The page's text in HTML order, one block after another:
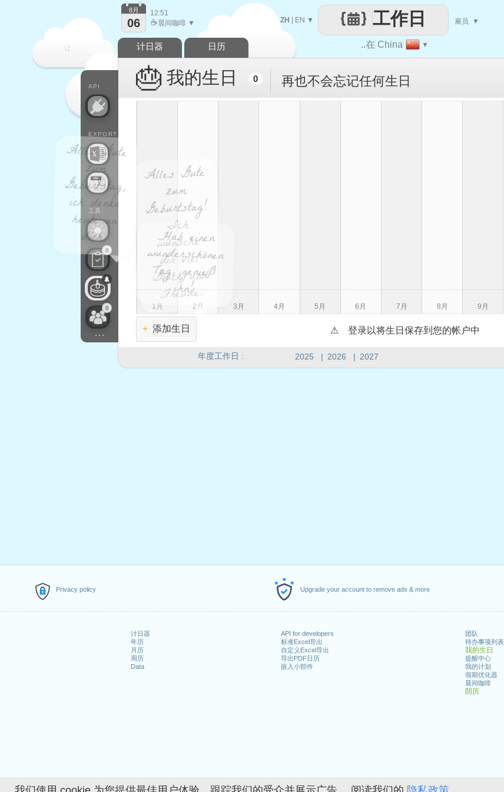
Privacy policy Upgrade your account to remove ads & more
计日器
年历
月历
周历
Data
API for developers
标准Excel导出
自定义Excel导出
导出PDF日历
嵌入小部件
团队
待办事项列表
我的生日
提醒中心
我的计划
假期优化器
晨间咖啡
阴历
让
每一天
..在 China ▼
工作日
ZH EN ▼ 雇员 ▼
API
EXPORT
工具
0
0
...
8月
06
12:51
☕晨间咖啡 ▼
计日器 日历
年度工作日 : 2025 | 2026 | 2027
🎂 我的生日 0 再也不会忘记任何生日
Alles Gute
zum
Geburtstag!
Ich
wünsche
dir viel
Glück und
Freude.
Hab einen
wunderschönen
Tag, genieß
ihn!
Alles Gute
zum
Geburtstag,
ich denke
heute an
dich.
1月 2月 3月 4月 5月 6月 7月 8月 9月
+ 添加生日 ⚠ 登录以将生日保存到您的帐户中